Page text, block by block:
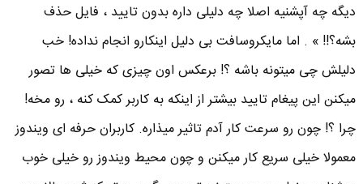
دیگه چه آپشنیه اصلا چه دلیلی داره بدون تایید ، فایل حذف
بشه؟!! » . اما مایکروسافت بی دلیل اینکارو انجام نداده! خب
دلیلش چی میتونه باشه ؟! برعکس اون چیزی که خیلی ها تصور
میکنن این پیغام تایید بیشتر از اینکه به کاربر کمک کنه ، رو مخه!
چرا ؟! چون رو سرعت کار آدم تاثیر میذاره. کاربران حرفه ای ویندوز
معمولا خیلی سریع کار میکنن و چون محیط ویندوز رو خیلی خوب